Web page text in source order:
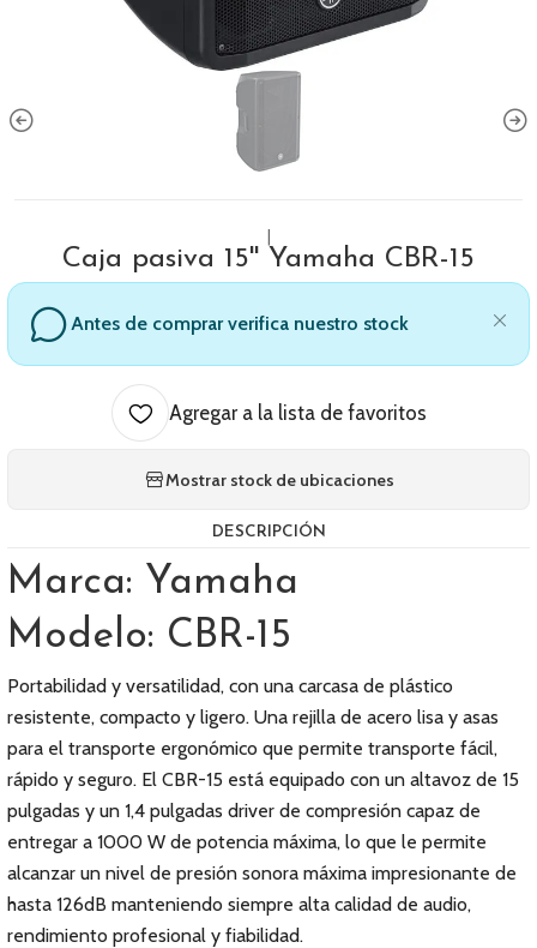
Caja pasiva 15'' Yamaha CBR-15
Antes de comprar verifica nuestro stock
Agregar a la lista de favoritos
Mostrar stock de ubicaciones
DESCRIPCIÓN
Marca: Yamaha
Modelo: CBR-15
Portabilidad y versatilidad, con una carcasa de plástico
resistente, compacto y ligero. Una rejilla de acero lisa y asas
para el transporte ergonómico que permite transporte fácil,
rápido y seguro. El CBR-15 está equipado con un altavoz de 15
pulgadas y un 1,4 pulgadas driver de compresión capaz de
entregar a 1000 W de potencia máxima, lo que le permite
alcanzar un nivel de presión sonora máxima impresionante de
hasta 126dB manteniendo siempre alta calidad de audio,
rendimiento profesional y fiabilidad.